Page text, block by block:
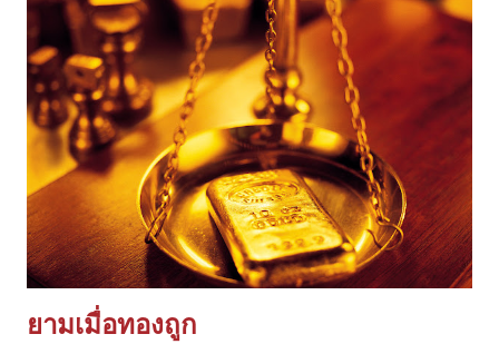
ยามเมื่อทองถูก